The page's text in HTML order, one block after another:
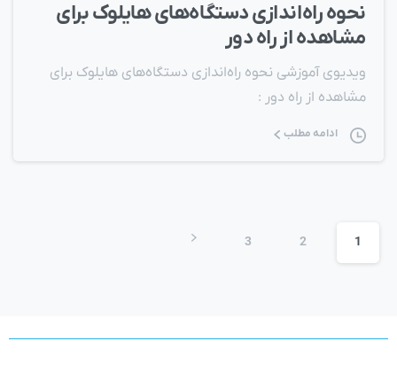
نحوه راه‌اندازی دستگاه‌های هايلوک برای
مشاهده از راه دور
ویدیوی آموزشی نحوه راه‌اندازی دستگاه‌های هایلوک برای
مشاهده از راه دور :
ادامه مطلب
1
2
3